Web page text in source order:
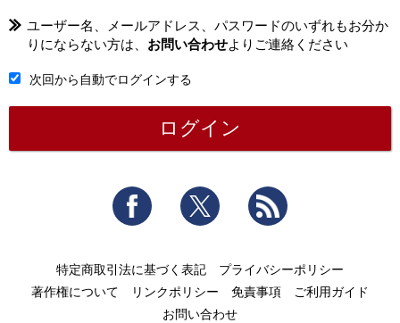
ユーザー名、メールアドレス、パスワードのいずれもお分か
りにならない方は、 お問い合わせよりご連絡ください
次回から自動でログインする
Facebook Twitter
特定商取引法に基づく表記
プライバシーポリシー
著作権について
リンクポリシー 免責事項
ご利用ガイド
お問い合わせ